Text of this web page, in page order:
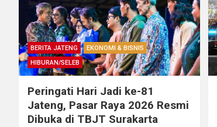
BERITA JATENG
EKONOMI & BISNIS
HIBURAN/SELEB
Peringati Hari Jadi ke-81
Jateng, Pasar Raya 2026 Resmi
Dibuka di TBJT Surakarta